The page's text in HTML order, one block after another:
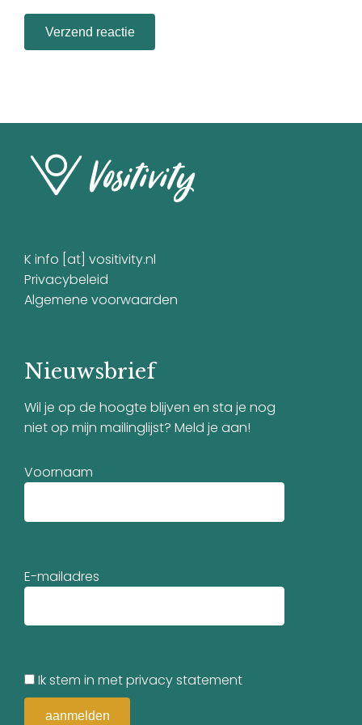
K info [at] vositivity.nl
Privacybeleid
Algemene voorwaarden
Nieuwsbrief
Wil je op de hoogte blijven en sta je nog
niet op mijn mailinglijst? Meld je aan!
Voornaam
E-mailadres
Ik stem in met privacy statement